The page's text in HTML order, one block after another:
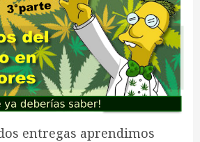
entregas aprendimos